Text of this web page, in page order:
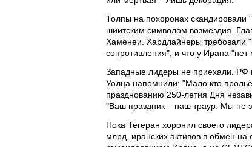
Толпы на похоронах
шиитским символом возмездия.
Хаменеи. Хардлайнеры требовали
сопротивления", и что у Ирана "нет
Западные лидеры не приехали. РФ
Уолца напомнили: "Мало кто
празднованию 250-летия Дня
"Ваш праздник – наш траур. Мы не
Пока Тегеран хоронил своего
млрд. иранских активов в обмен